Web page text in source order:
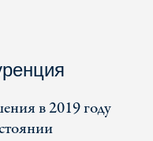
в 2019 году